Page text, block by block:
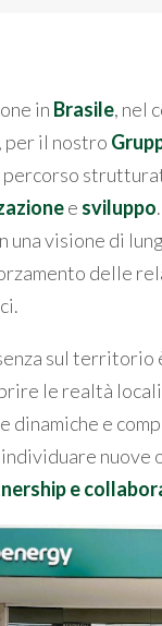
in Brasile, nel
per il nostro
percorso
e sviluppo
una visione di
delle
sul territorio
le realtà
dinamiche e
nuove
e